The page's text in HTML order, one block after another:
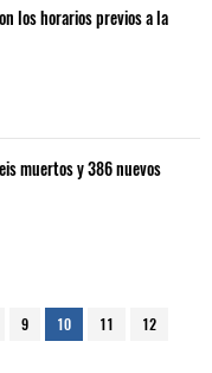
los horarios previos a la
muertos y 386 nuevos
9 10 11
12